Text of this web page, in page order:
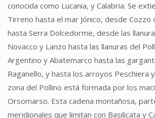
conocida como Lucania, y Calabria. Se
Tirreno hasta el mar Jónico, desde Cozzo
hasta Serra Dolcedorme, desde las
Novacco y Lanzo hasta las llanuras del
Argentino y Abatemarco hasta las
Raganello, y hasta los arroyos Peschiera
zona del Pollino está formada por los
Orsomarso. Esta cadena montañosa,
meridionales que limitan con Basilicata y